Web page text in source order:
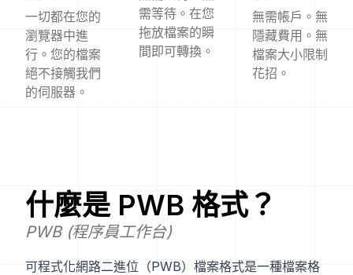
一切都在您的
瀏覽器中進
行。您的檔案
絕不接觸我們
的伺服器。
需等待。在您
拖放檔案的瞬
間即可轉換。
無需帳戶。無
隱藏費用。無
檔案大小限制
花招。
什麼是 PWB 格式？
PWB (程序員工作台)
可程式化網路二進位（PWB）檔案格式是一種檔案格